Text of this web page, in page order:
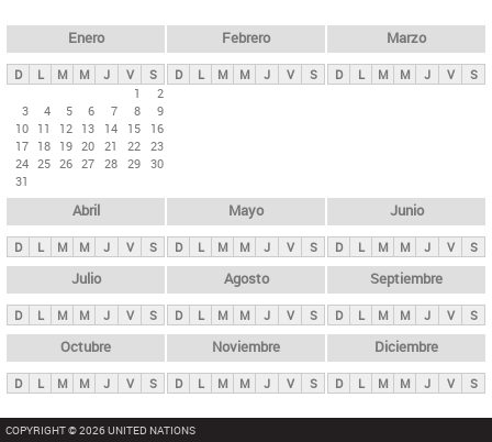
ds
p
n
c
i
p
l
e
s
Enero
D L M M J V
S
1
2
3
4 5 6 7 8
9
10 11 12 13 14 15
16
17 18 19 20 21 22 23
24 25 26 27 28 29 30
31
Febrero
D L M M J V S
Marzo
D L M M J V S
Abril
D L M M J V S
Mayo
D L M M J V S
Junio
D L M M J V S
Julio
D L M M J V S
Agosto
D L M M J V S
Septiembre
D L M M J V S
Octubre
D L M M J V S
Noviembre
D L M M J V S
Diciembre
D L M M J V S
COPYRIGHT © 2026 UNITED NATIONS